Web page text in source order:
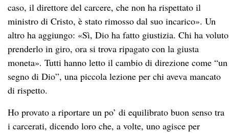
caso, il direttore del carcere, che non ha rispettato il
ministro di Cristo, è stato rimosso dal suo incarico». Un
altro ha aggiungo: «Sì, Dio ha fatto giustizia. Chi ha voluto
prenderlo in giro, ora si trova ripagato con la giusta
moneta». Tutti hanno letto il cambio di direzione come “un
segno di Dio”, una piccola lezione per chi aveva mancato
di rispetto.
Ho provato a riportare un po’ di equilibrato buon senso tra
i carcerati, dicendo loro che, a volte, uno agisce per